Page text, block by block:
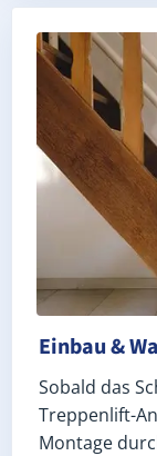
Schneller,
Einbau &
Sobald das
Treppenlift-
Montage